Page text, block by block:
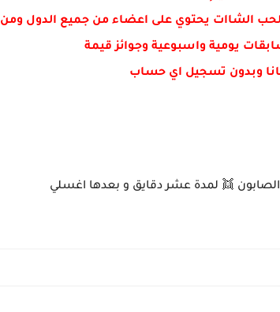
الشاات يحتوي على اعضاء من جميع الدول ومن
يومية واسبوعية وجوائز قيمة
وبدون تسجيل اي حساب
👯 لمدة عشر دقايق و بعدها اغسلي